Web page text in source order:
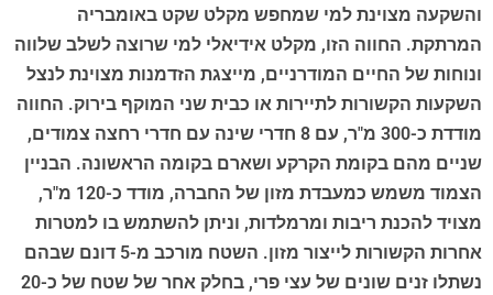
והשקעה מצוינת למי שמחפש מקלט שקט באומבריה
המרתקת. החווה הזו, מקלט אידיאלי למי שרוצה לשלב שלווה
ונוחות של החיים המודרניים, מייצגת הזדמנות מצוינת לנצל
השקעות הקשורות לתיירות או כבית שני המוקף בירוק. החווה
מודדת כ-300 מ"ר, עם 8 חדרי שינה עם חדרי רחצה צמודים,
שניים מהם בקומת הקרקע ושארם בקומה הראשונה. הבניין
הצמוד משמש כמעבדת מזון של החברה, מודד כ-120 מ"ר,
מצויד להכנת ריבות ומרמלדות, וניתן להשתמש בו למטרות
אחרות הקשורות לייצור מזון. השטח מורכב מ-5 דונם שבהם
נשתלו זנים שונים של עצי פרי, בחלק אחר של שטח של כ-20